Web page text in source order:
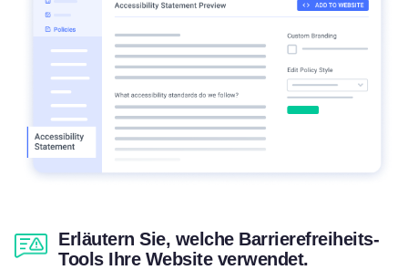
Erläutern Sie, welche Barrierefreiheits-
Tools Ihre Website verwendet.